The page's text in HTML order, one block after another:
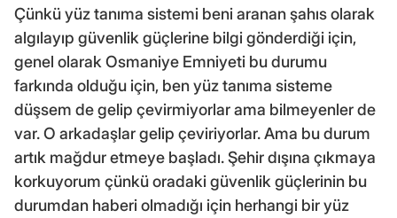
Çünkü yüz tanıma sistemi beni aranan şahıs olarak
algılayıp güvenlik güçlerine bilgi gönderdiği için,
genel olarak Osmaniye Emniyeti bu durumu
farkında olduğu için, ben yüz tanıma sisteme
düşsem de gelip çevirmiyorlar ama bilmeyenler de
var. O arkadaşlar gelip çeviriyorlar. Ama bu durum
artık mağdur etmeye başladı. Şehir dışına çıkmaya
korkuyorum çünkü oradaki güvenlik güçlerinin bu
durumdan haberi olmadığı için herhangi bir yüz